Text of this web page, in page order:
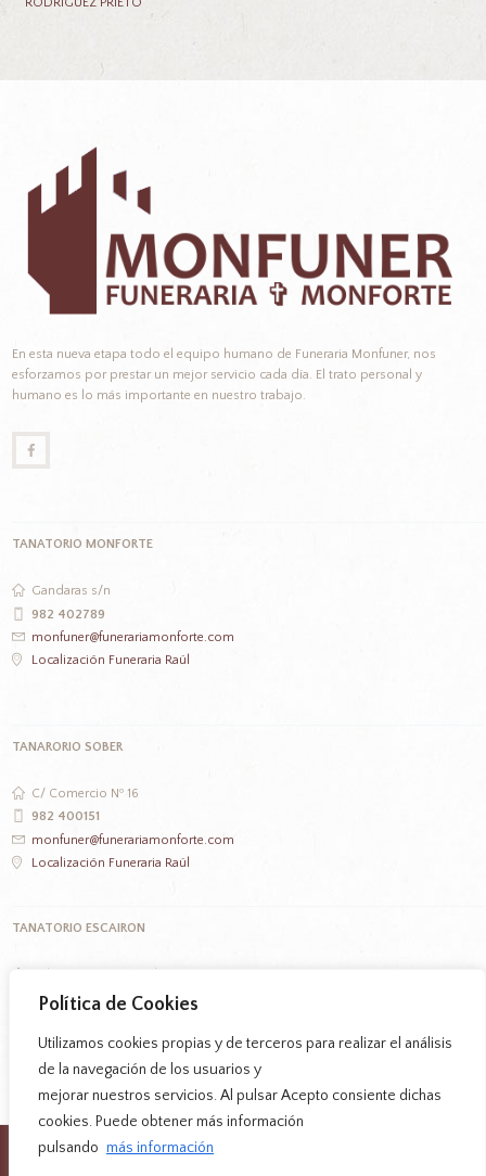
Política de Cookies
Utilizamos cookies propias y de terceros para realizar el análisis
de la navegación de los usuarios y
mejorar nuestros servicios. Al pulsar Acepto consiente dichas
cookies. Puede obtener más información
pulsando más información
En esta nueva etapa todo el equipo humano de Funeraria Monfuner, nos
esforzamos por prestar un mejor servicio cada día. El trato personal y
humano es lo más importante en nuestro trabajo.
TANATORIO MONFORTE
Gandaras s/n
982 402789
monfuner@funerariamonforte.com
Localización Funeraria Raúl
TANARORIO SOBER
C/ Comercio Nº 16
982 400151
monfuner@funerariamonforte.com
Localización Funeraria Raúl
TANATORIO ESCAIRON
982 402789
Localización Funeraria Raúl
Aviso legal|Política de Privacidad